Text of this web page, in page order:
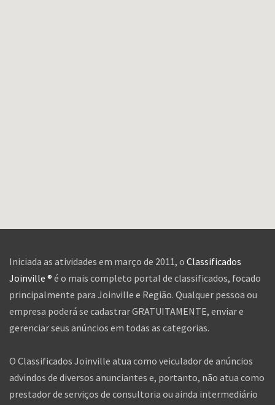
Iniciada as atividades em março de 2011, o Classificados
Joinville ® é o mais completo portal de classificados, focado
principalmente para Joinville e Região. Qualquer pessoa ou
empresa poderá se cadastrar GRATUITAMENTE, enviar e
gerenciar seus anúncios em todas as categorias.
O Classificados Joinville atua como veiculador de anúncios
advindos de diversos anunciantes e, portanto, não atua como
prestador de serviços de consultoria ou ainda intermediário